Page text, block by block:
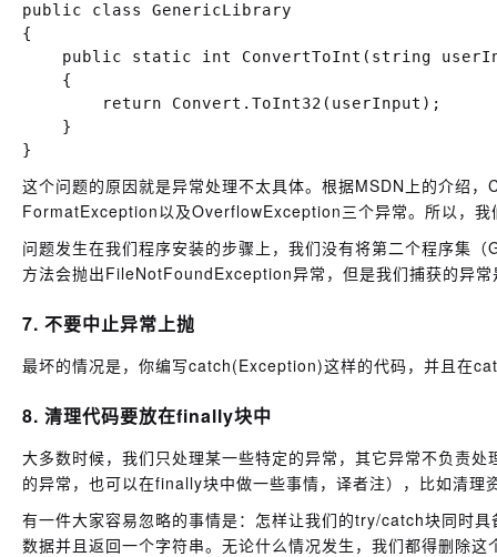
public class GenericLibrary
{
public static int ConvertToInt(string
    {
        return Convert.ToInt32(userInput);
    }
这个问题的原因就是异常处理不太具体。根据MSDN上的介绍
FormatException以及OverflowException三个异常。所以，我
问题发生在我们程序安装的步骤上，我们没有将第二个程序
方法会抛出FileNotFoundException异常，但是我们捕获的异
7. 不要中止异常上抛
最坏的情况是，你编写catch(Exception)这样的代码，并且在
8. 清理代码要放在finally块中
大多数时候，我们只处理某一些特定的异常，其它异常不负责
的异常，也可以在finally块中做一些事情，译者注），比如清
有一件大家容易忽略的事情是：怎样让我们的try/catch块同时
数据并且返回一个字符串。无论什么情况发生，我们都得删除